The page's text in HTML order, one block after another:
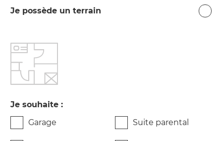
Je possède un terrain
Je souhaite :
Garage
Suite parental